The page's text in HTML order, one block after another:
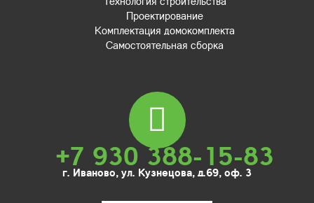
Проектирование
Комплектация домокомплекта
Самостоятельная сборка
+7 930 388-15-83
г. Иваново, ул. Кузнецова, д.69, оф. 3